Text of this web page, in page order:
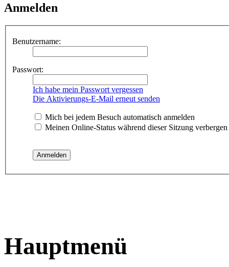
Anmelden
Benutzername:
Passwort:
Ich habe mein Passwort vergessen
Die Aktivierungs-E-Mail erneut senden
Mich bei jedem Besuch automatisch anmelden
Meinen Online-Status während dieser Sitzung verbergen
Hauptmenü